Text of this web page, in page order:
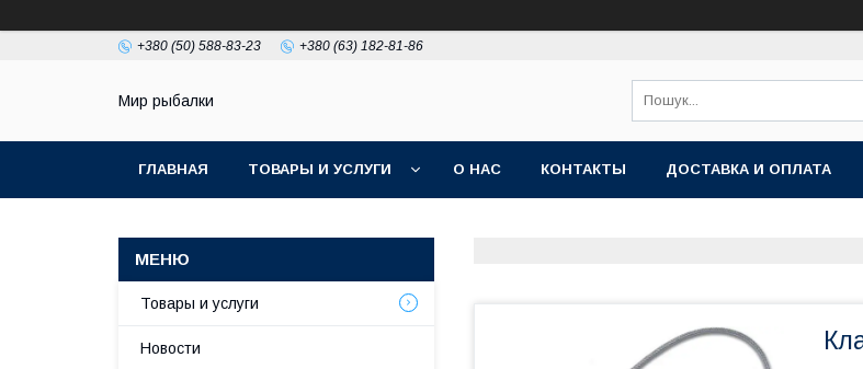
+380 (50) 588-83-23 +380 (63) 182-81-86
Мир рыбалки
ГЛАВНАЯ ТОВАРЫ И УСЛУГИ О НАС КОНТАКТЫ ДОСТАВКА И ОПЛАТА
Товары и услуги
Новости